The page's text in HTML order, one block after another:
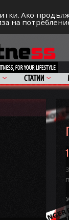
Ако
на
НАЧИН НА
СТАТИИ